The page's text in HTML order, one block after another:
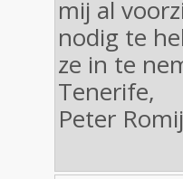
mij al
nodig te
ze in te
Tenerife,
Peter